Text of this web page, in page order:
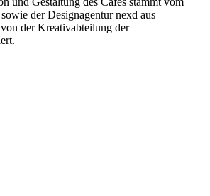
der Designagentur nexd aus
der Kreativabteilung der